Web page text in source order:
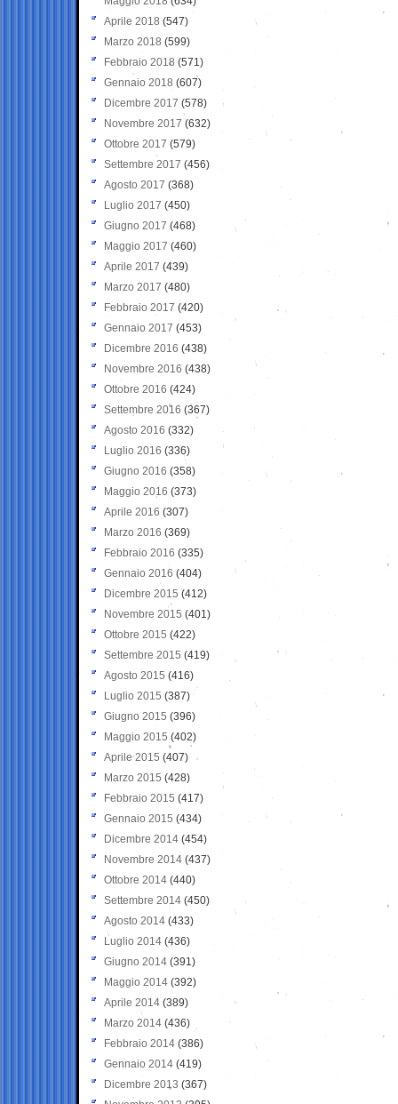
Aprile 2018 (547)
Marzo 2018 (599)
Febbraio 2018 (571)
Gennaio 2018 (607)
Dicembre 2017 (578)
Novembre 2017 (632)
Ottobre 2017 (579)
Settembre 2017 (456)
Agosto 2017 (368)
Luglio 2017 (450)
Giugno 2017 (468)
Maggio 2017 (460)
Aprile 2017 (439)
Marzo 2017 (480)
Febbraio 2017 (420)
Gennaio 2017 (453)
Dicembre 2016 (438)
Novembre 2016 (438)
Ottobre 2016 (424)
Settembre 2016 (367)
Agosto 2016 (332)
Luglio 2016 (336)
Giugno 2016 (358)
Maggio 2016 (373)
Aprile 2016 (307)
Marzo 2016 (369)
Febbraio 2016 (335)
Gennaio 2016 (404)
Dicembre 2015 (412)
Novembre 2015 (401)
Ottobre 2015 (422)
Settembre 2015 (419)
Agosto 2015 (416)
Luglio 2015 (387)
Giugno 2015 (396)
Maggio 2015 (402)
Aprile 2015 (407)
Marzo 2015 (428)
Febbraio 2015 (417)
Gennaio 2015 (434)
Dicembre 2014 (454)
Novembre 2014 (437)
Ottobre 2014 (440)
Settembre 2014 (450)
Agosto 2014 (433)
Luglio 2014 (436)
Giugno 2014 (391)
Maggio 2014 (392)
Aprile 2014 (389)
Marzo 2014 (436)
Febbraio 2014 (386)
Gennaio 2014 (419)
Dicembre 2013 (367)